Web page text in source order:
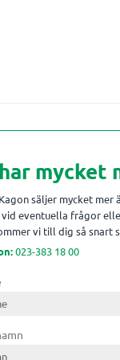
till
från
mycket
säljer mycket mer
eventuella frågor
vi till dig så snart
023-383 18 00